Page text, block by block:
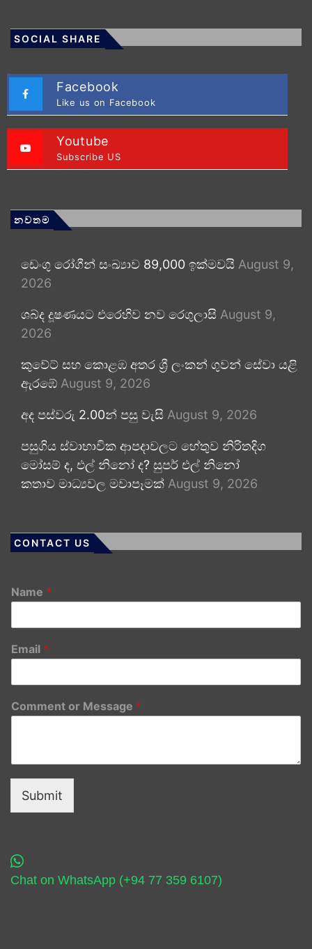
SOCIAL SHARE
Facebook
Like us on Facebook
Youtube
Subscribe US
නවතම
ඩෙංගු රෝගීන් සංඛ්‍යාව 89,000 ඉක්මවයි August 9,
2026
ශබ්ද දූෂණයට එරෙහිව නව රෙගුලාසි August 9,
2026
කුවේට් සහ කොළඹ අතර ශ්‍රී ලංකන් ගුවන් සේවා යළි
ඇරඹේ August 9, 2026
අද පස්වරු 2.00න් පසු වැසි August 9, 2026
පසුගිය ස්වාභාවික ආපදාවලට හේතුව නිරිතදිග
මෝසම් ද, එල් නිනෝ ද? සුපර් එල් නිනෝ
කතාව මාධ්‍යවල මවාපෑමක් August 9, 2026
CONTACT US
Name *
Email *
Comment or Message *
Submit
Chat on WhatsApp (+94 77 359 6107)